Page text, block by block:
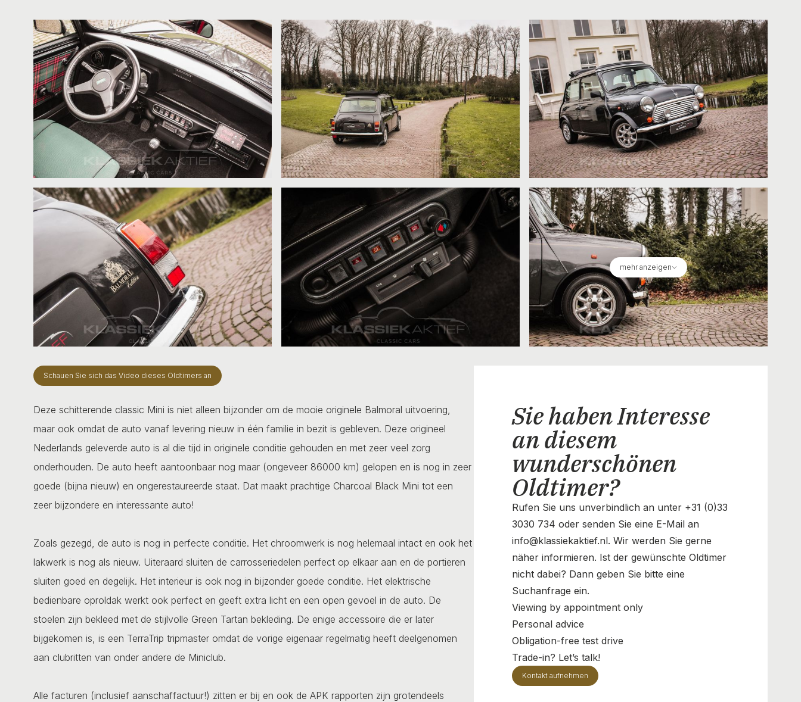
mehr anzeigen
Schauen Sie sich das Video dieses Oldtimers an
Deze schitterende classic Mini is niet alleen bijzonder om de mooie originele Balmoral uitvoering,
maar ook omdat de auto vanaf levering nieuw in één familie in bezit is gebleven. Deze origineel
Nederlands geleverde auto is al die tijd in originele conditie gehouden en met zeer veel zorg
onderhouden. De auto heeft aantoonbaar nog maar (ongeveer 86000 km) gelopen en is nog in zeer
goede (bijna nieuw) en ongerestaureerde staat. Dat maakt prachtige Charcoal Black Mini tot een
zeer bijzondere en interessante auto!
Zoals gezegd, de auto is nog in perfecte conditie. Het chroomwerk is nog helemaal intact en ook het
lakwerk is nog als nieuw. Uiteraard sluiten de carrosseriedelen perfect op elkaar aan en de portieren
sluiten goed en degelijk. Het interieur is ook nog in bijzonder goede conditie. Het elektrische
bedienbare oproldak werkt ook perfect en geeft extra licht en een open gevoel in de auto. De
stoelen zijn bekleed met de stijlvolle Green Tartan bekleding. De enige accessoire die er later
bijgekomen is, is een TerraTrip tripmaster omdat de vorige eigenaar regelmatig heeft deelgenomen
aan clubritten van onder andere de Miniclub.
Alle facturen (inclusief aanschaffactuur!) zitten er bij en ook de APK rapporten zijn grotendeels
Sie haben Interesse
an diesem
wunderschönen
Oldtimer?
Rufen Sie uns unverbindlich an unter +31 (0)33
3030 734 oder senden Sie eine E-Mail an
info@klassiekaktief.nl. Wir werden Sie gerne
näher informieren. Ist der gewünschte Oldtimer
nicht dabei? Dann geben Sie bitte eine
Suchanfrage ein.
Viewing by appointment only
Personal advice
Obligation-free test drive
Trade-in? Let’s talk!
Kontakt aufnehmen